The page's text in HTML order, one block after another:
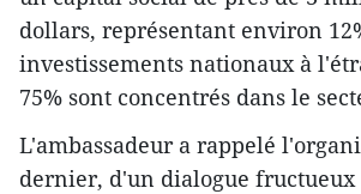
dollars, représentant environ
investissements nationaux à
75% sont concentrés dans le
L'ambassadeur a rappelé
dernier, d'un dialogue fructueux